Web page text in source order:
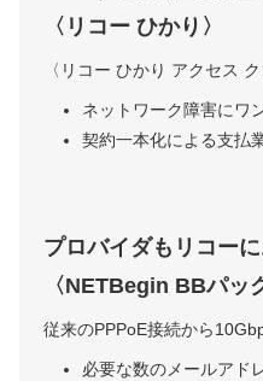
〈リコー ひかり〉
〈リコー ひかり アクセス
ネットワーク障害にワ
契約一本化による支払
プロバイダもリコー
〈NETBegin BBパッ
従来のPPPoE接続から
必要な数のメールアド